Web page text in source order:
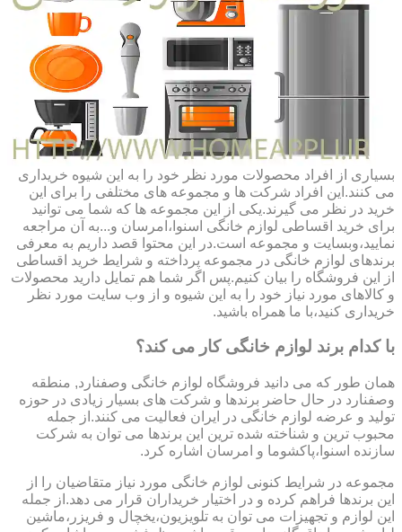
بسیاری از افراد محصولات مورد نظر خود را به این شیوه خریداری
می کنند.این افراد شرکت ها و مجموعه های مختلفی را برای این
خرید در نظر می گیرند.یکی از این مجموعه ها که شما می توانید
برای خرید اقساطی لوازم خانگی اسنوا،امرسان و...به آن مراجعه
نمایید،وبسایت و مجموعه است.در این محتوا قصد داریم به معرفی
برندهای لوازم خانگی در مجموعه پرداخته و شرایط خرید اقساطی
از این فروشگاه را بیان کنیم.پس اگر شما هم تمایل دارید محصولات
و کالاهای مورد نیاز خود را به این شیوه و از وب سایت مورد نظر
خریداری کنید،با ما همراه باشید.
با کدام برند لوازم خانگی کار می کند؟
همان طور که می دانید فروشگاه لوازم خانگی وصفنارد, منطقه
وصفنارد در حال حاضر برندها و شرکت های بسیار زیادی در حوزه
تولید و عرضه لوازم خانگی در ایران فعالیت می کنند.از جمله
محبوب ترین و شناخته شده ترین این برندها می توان به شرکت
سازنده اسنوا،پاکشوما و امرسان اشاره کرد.
مجموعه در شرایط کنونی لوازم خانگی مورد نیاز متقاضیان را از
این برندها فراهم کرده و در اختیار خریداران قرار می دهد.از جمله
این لوازم و تجهیزات می توان به تلویزیون،یخچال و فریزر،ماشین